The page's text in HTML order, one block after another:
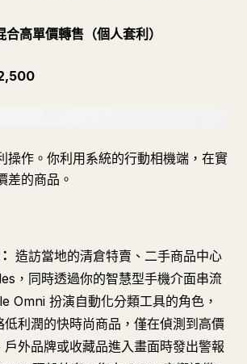
高單價轉售（個人套利）
操作。你利用系統的行動相機端，在實
差的商品。
造訪當地的清倉特賣、二手商品中心
，同時透過你的智慧型手機介面串流
Omni 扮演自動化分類工具的角色，
低利潤的快時尚商品，僅在偵測到高價
戶外品牌或收藏品進入畫面時發出警報